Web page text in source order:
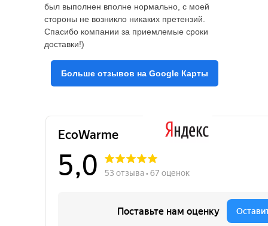
был выполнен вполне нормально, с моей
стороны не возникло никаких претензий.
Спасибо компании за приемлемые сроки
доставки!)
Больше отзывов на Google Карты